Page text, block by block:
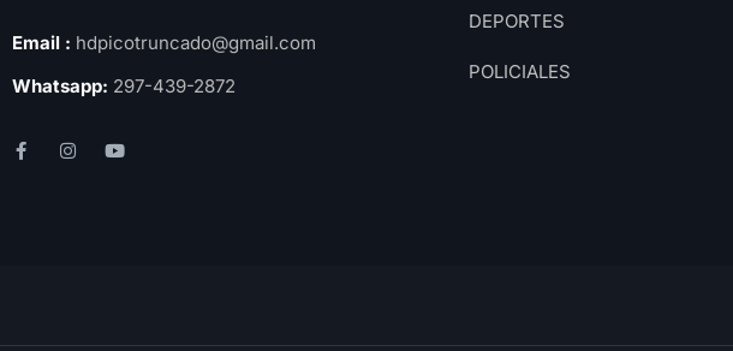
Email : hdpicotruncado@gmail.com
Whatsapp: 297-439-2872
DEPORTES
POLICIALES